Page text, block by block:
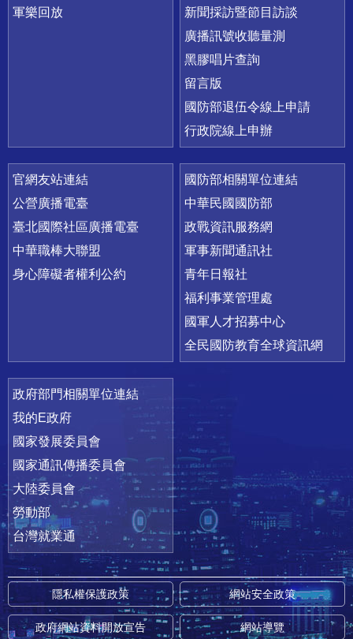
軍樂回放
新聞採訪暨節目訪談
廣播訊號收聽量測
黑膠唱片查詢
留言版
國防部退伍令線上申請
行政院線上申辦
官網友站連結
公營廣播電臺
臺北國際社區廣播電臺
中華職棒大聯盟
身心障礙者權利公約
國防部相關單位連結
中華民國國防部
政戰資訊服務網
軍事新聞通訊社
青年日報社
福利事業管理處
國軍人才招募中心
全民國防教育全球資訊網
政府部門相關單位連結
我的E政府
國家發展委員會
國家通訊傳播委員會
大陸委員會
勞動部
台灣就業通
隱私權保護政策 網站安全政策
政府網站資料開放宣告 網站導覽